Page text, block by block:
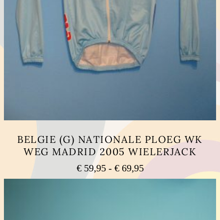
BELGIE (G) NATIONALE PLOEG WK
WEG MADRID 2005 WIELERJACK
€59,95 - €69,95Prijsklasse:
€ 59,95